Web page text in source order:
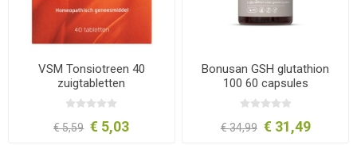
VSM Tonsiotreen 40
zuigtabletten
€ 5,59 € 5,03
Bonusan GSH glutathion
100 60 capsules
€ 34,99 € 31,49